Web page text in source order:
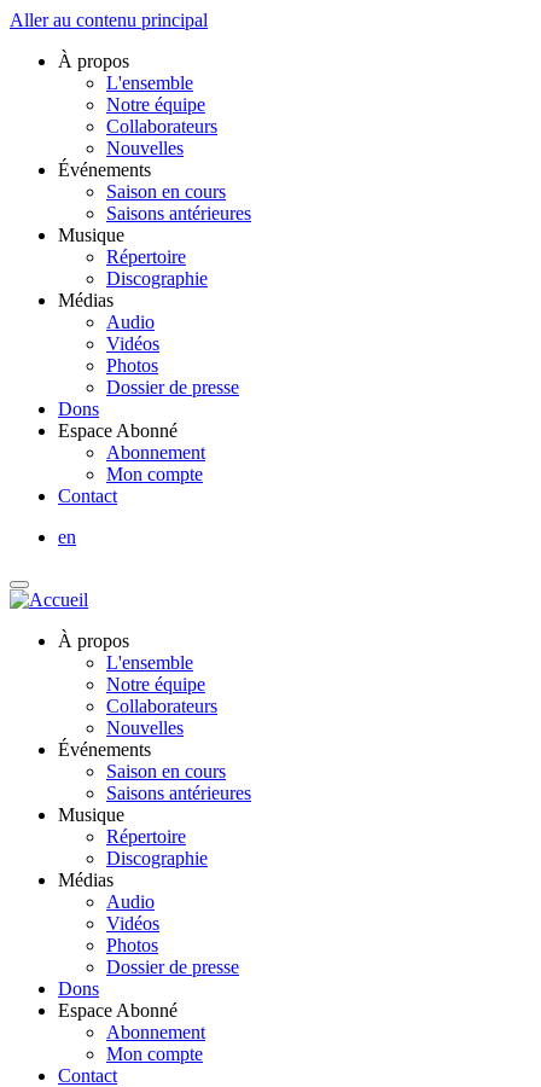
Aller au contenu principal
À propos
L'ensemble
Notre équipe
Collaborateurs
Nouvelles
Événements
Saison en cours
Saisons antérieures
Musique
Répertoire
Discographie
Médias
Audio
Vidéos
Photos
Dossier de presse
Dons
Espace Abonné
Abonnement
Mon compte
Contact
en
À propos
L'ensemble
Notre équipe
Collaborateurs
Nouvelles
Événements
Saison en cours
Saisons antérieures
Musique
Répertoire
Discographie
Médias
Audio
Vidéos
Photos
Dossier de presse
Dons
Espace Abonné
Abonnement
Mon compte
Contact